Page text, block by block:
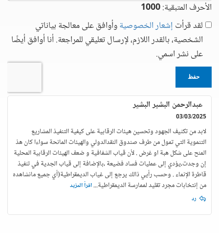
الأحرف المتبقية:1000
لقد قرأت إشعار الخصوصيةوأوافق على معالجة بياناتي
الشخصية، بالقدر اللازم، لإرسال تعليقي للمراجعة. أنا أوافق أيضًا
على نشر اسمي.
حفظ
عبدالرحمن البشير البشير
03/03/2025
لابد من تكثيف الجهود وتحسين هيئات الرقابية على كيفية التنفيذ المشاريع
التنموية التي تمول من طرف صندوق النقدالدولي والهيئات المانحة سواءا كان هذ
المنح على شكل هبة او غرض . لأن قياب الشفافية و ضعف الهيئات الرقابية المحلية
إن وجدت،يؤدي إلى عمليات فساد فضيعة ،بالإضافة إلى قياب الجدية في تنفيذ
قاطرة الإنماء . وحسب رأيي ذالك يرجع إلى غياب الديمقراطية(أي جميع مانشاهده
من إنتخابات مجرد تقليد لممارسة الديمقراطية...اقرأ المزيد
رد